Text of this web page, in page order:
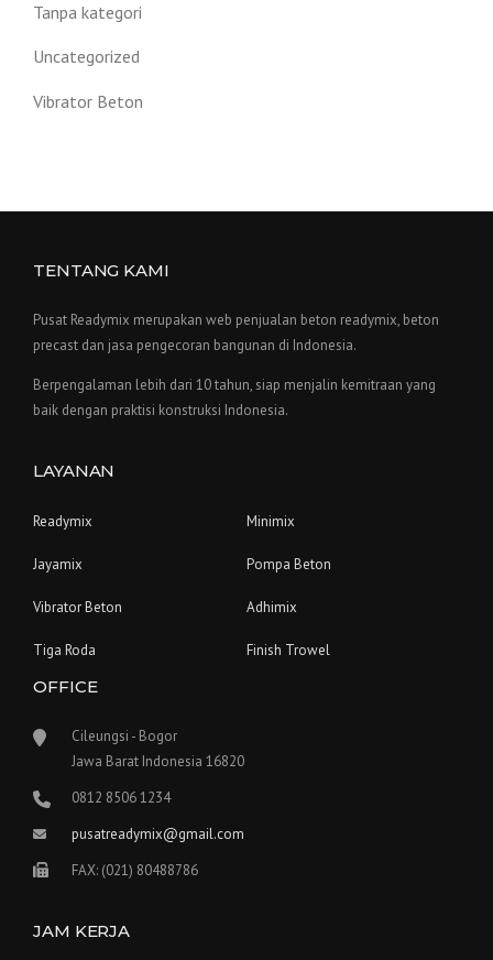
Tanpa kategori
Uncategorized
Vibrator Beton
TENTANG KAMI
Pusat Readymix merupakan web penjualan beton readymix, beton
precast dan jasa pengecoran bangunan di Indonesia.
Berpengalaman lebih dari 10 tahun, siap menjalin kemitraan yang
baik dengan praktisi konstruksi Indonesia.
LAYANAN
Readymix Minimix
Jayamix Pompa Beton
Vibrator Beton Adhimix
Tiga Roda Finish Trowel
OFFICE
Cileungsi - Bogor
Jawa Barat Indonesia 16820
0812 8506 1234
pusatreadymix@gmail.com
FAX: (021) 80488786
JAM KERJA